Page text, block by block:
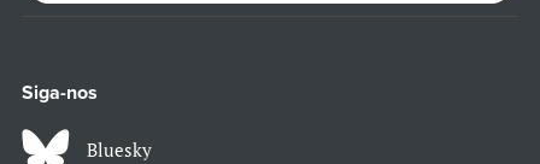
Siga-nos
Bluesky